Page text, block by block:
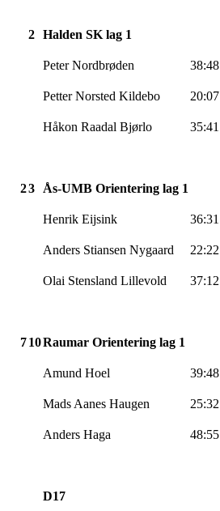
2 Halden SK lag 1
PeterNordbrøden 38:48
PetterNorsted Kildebo 20:07
Håkon Raadal Bjørlo 35:41
23 Ås-UMB Orientering lag 1
Henrik Eijsink 36:31
Anders Stiansen Nygaard 22:22
Olai Stensland Lillevold 37:12
710Raumar Orientering lag 1
Amund Hoel 39:48
Mads Aanes Haugen 25:32
Anders Haga 48:55
D17